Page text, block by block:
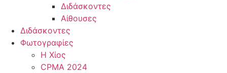
Διδάσκοντες
Αίθουσες
Διδάσκοντες
Φωτογραφίες
Η Χίος
CPMA 2024